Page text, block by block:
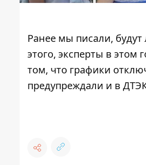
Ранее мы писали, будут
этого, эксперты в этом
том, что графики
предупреждали и в